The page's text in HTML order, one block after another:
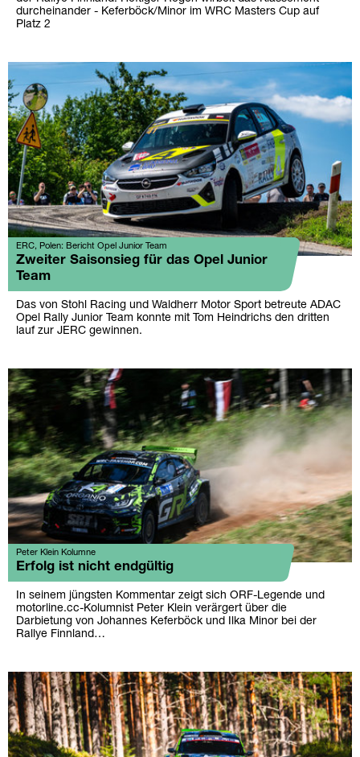
durcheinander - Keferböck/Minor im WRC Masters Cup auf
Platz 2
ERC, Polen: Bericht Opel Junior Team
Zweiter Saisonsieg für das Opel Junior
Team
Das von Stohl Racing und Waldherr Motor Sport betreute ADAC
Opel Rally Junior Team konnte mit Tom Heindrichs den dritten
lauf zur JERC gewinnen.
Peter Klein Kolumne
Erfolg ist nicht endgültig
In seinem jüngsten Kommentar zeigt sich ORF-Legende und
motorline.cc-Kolumnist Peter Klein verärgert über die
Darbietung von Johannes Keferböck und Ilka Minor bei der
Rallye Finnland…